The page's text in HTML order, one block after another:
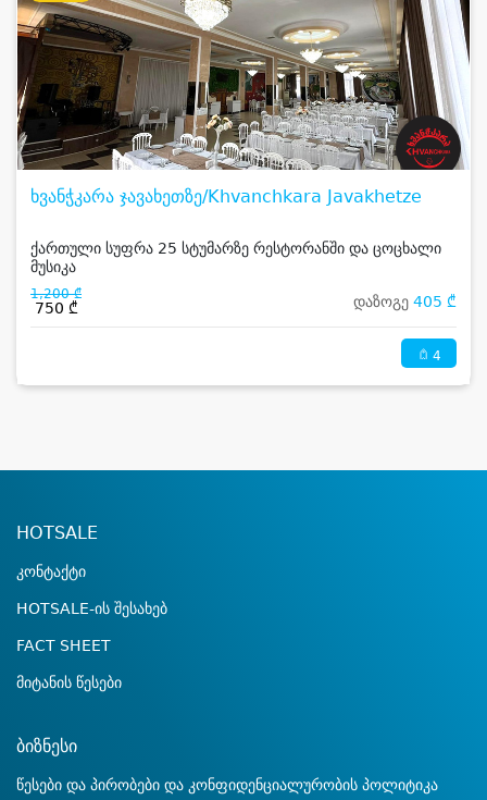
ხვანჭკარა ჯავახეთზე/Khvanchkara Javakhetze
ქართული სუფრა 25 სტუმარზე რესტორანში და ცოცხალი
მუსიკა
1,200 ₾
750 ₾ დაზოგე 405 ₾
4
HOTSALE
კონტაქტი
HOTSALE-ის შესახებ
FACT SHEET
მიტანის წესები
ბიზნესი
წესები და პირობები და კონფიდენციალურობის პოლიტიკა